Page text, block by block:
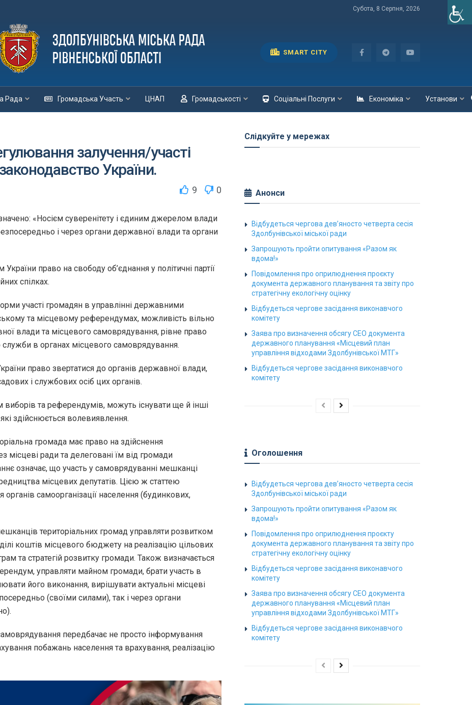
Субота, 8 Серпня, 2026
SMART CITY
Рада Громадська Участь ЦНАП Громадськості Соціальні Послуги Економіка Установи
залучення/участі
України.
9 0
«Носієм суверенітету і єдиним джерелом влади
і через органи державної влади та органи
право на свободу об’єднання у політичні партії
спілках.
участі громадян в управлінні державними
та місцевому референдумах, можливість вільно
влади та місцевого самоврядування, рівне право
в органах місцевого самоврядування.
право звертатися до органів державної влади,
і службових осіб цих органів.
виборів та референдумів, можуть існувати ще й інші
здійснюється волевиявлення.
громада має право на здійснення
ради та делеговані їм від громади
означає, що участь у самоврядуванні мешканці
місцевих депутатів. Цією ж статтею
самоорганізації населення (будинкових,
територіальних громад управляти розвитком
коштів місцевого бюджету на реалізацію цільових
та стратегій розвитку громади. Також визначається
управляти майном громади, брати участь в
його виконання, вирішувати актуальні місцеві
(своїми силами), так і через органи
передбачає не просто інформування
побажань населення та врахування, реалізацію
Слідкуйте у мережах
Анонси
Відбудеться чергова дев’яносто четверта сесія
Здолбунівської міської ради
Запрошують пройти опитування «Разом як
вдома!»
Повідомлення про оприлюднення проєкту
документа державного планування та звіту про
стратегічну екологічну оцінку
Відбудеться чергове засідання виконавчого
комітету
Заява про визначення обсягу СЕО документа
державного планування «Місцевий план
управління відходами Здолбунівської МТГ»
Відбудеться чергове засідання виконавчого
комітету
Оголошення
Відбудеться чергова дев’яносто четверта сесія
Здолбунівської міської ради
Запрошують пройти опитування «Разом як
вдома!»
Повідомлення про оприлюднення проєкту
документа державного планування та звіту про
стратегічну екологічну оцінку
Відбудеться чергове засідання виконавчого
комітету
Заява про визначення обсягу СЕО документа
державного планування «Місцевий план
управління відходами Здолбунівської МТГ»
Відбудеться чергове засідання виконавчого
комітету